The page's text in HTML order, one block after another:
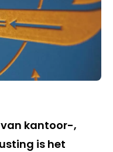
kantoor-,
is het